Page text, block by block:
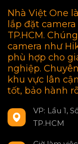
Nhà Việt One
lắp đặt
TP.HCM.
camera như
phù hợp cho
nghiệp.
khu vực lân
tốt, bảo hành
VP: Lầu 1,
TP.HCM